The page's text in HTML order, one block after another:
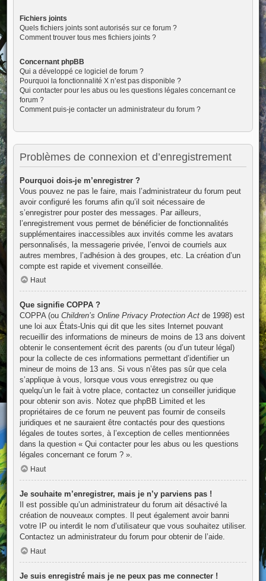
Fichiers joints
Quels fichiers joints sont autorisés sur ce forum ?
Comment trouver tous mes fichiers joints ?
Concernant phpBB
Qui a développé ce logiciel de forum ?
Pourquoi la fonctionnalité X n’est pas disponible ?
Qui contacter pour les abus ou les questions légales concernant ce
forum ?
Comment puis-je contacter un administrateur du forum ?
Problèmes de connexion et d’enregistrement
Pourquoi dois-je m’enregistrer ?
Vous pouvez ne pas le faire, mais l’administrateur du forum peut
avoir configuré les forums afin qu’il soit nécessaire de
s’enregistrer pour poster des messages. Par ailleurs,
l’enregistrement vous permet de bénéficier de fonctionnalités
supplémentaires inaccessibles aux invités comme les avatars
personnalisés, la messagerie privée, l’envoi de courriels aux
autres membres, l’adhésion à des groupes, etc. La création d’un
compte est rapide et vivement conseillée.
Haut
Que signifie COPPA ?
COPPA (ou Children’s Online Privacy Protection Actde 1998) est
une loi aux États-Unis qui dit que les sites Internet pouvant
recueillir des informations de mineurs de moins de 13 ans doivent
obtenir le consentement écrit des parents (ou d’un tuteur légal)
pour la collecte de ces informations permettant d’identifier un
mineur de moins de 13 ans. Si vous n’êtes pas sûr que cela
s’applique à vous, lorsque vous vous enregistrez ou que
quelqu’un le fait à votre place, contactez un conseiller juridique
pour obtenir son avis. Notez que phpBB Limited et les
propriétaires de ce forum ne peuvent pas fournir de conseils
juridiques et ne sauraient être contactés pour des questions
légales de toutes sortes, à l’exception de celles mentionnées
dans la question « Qui contacter pour les abus ou les questions
légales concernant ce forum ? ».
Haut
Je souhaite m’enregistrer, mais je n’y parviens pas !
Il est possible qu’un administrateur du forum ait désactivé la
création de nouveaux comptes. Il peut également avoir banni
votre IP ou interdit le nom d’utilisateur que vous souhaitez utiliser.
Contactez un administrateur du forum pour obtenir de l’aide.
Haut
Je suis enregistré mais je ne peux pas me connecter !